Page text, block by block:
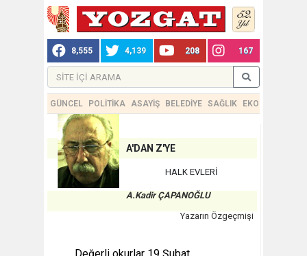
8,555 4,139 208 167
GÜNCEL POLİTİKA ASAYİŞ BELEDİYE SAĞLIK EKONOMİ
A'DAN Z'YE
HALK EVLERİ
A.Kadir ÇAPANOĞLU
Yazarın Özgeçmişi